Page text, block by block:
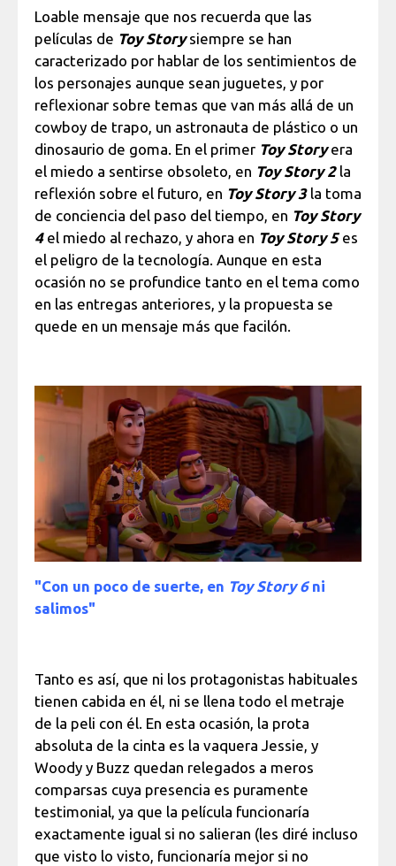
Loable mensaje que nos recuerda que las
películas de Toy Storysiempre se han
caracterizado por hablar de los sentimientos de
los personajes aunque sean juguetes, y por
reflexionar sobre temas que van más allá de un
cowboy de trapo, un astronauta de plástico o un
dinosaurio de goma. En el primer Toy Storyera
el miedo a sentirse obsoleto, en Toy Story 2la
reflexión sobre el futuro, en Toy Story 3la toma
de conciencia del paso del tiempo, en Toy Story
4el miedo al rechazo, y ahora en Toy Story 5es
el peligro de la tecnología. Aunque en esta
ocasión no se profundice tanto en el tema como
en las entregas anteriores, y la propuesta se
quede en un mensaje más que facilón.
"Con un poco de suerte, en Toy Story 6ni
salimos"
Tanto es así, que ni los protagonistas habituales
tienen cabida en él, ni se llena todo el metraje
de la peli con él. En esta ocasión, la prota
absoluta de la cinta es la vaquera Jessie, y
Woody y Buzz quedan relegados a meros
comparsas cuya presencia es puramente
testimonial, ya que la película funcionaría
exactamente igual si no salieran (les diré incluso
que visto lo visto, funcionaría mejor si no